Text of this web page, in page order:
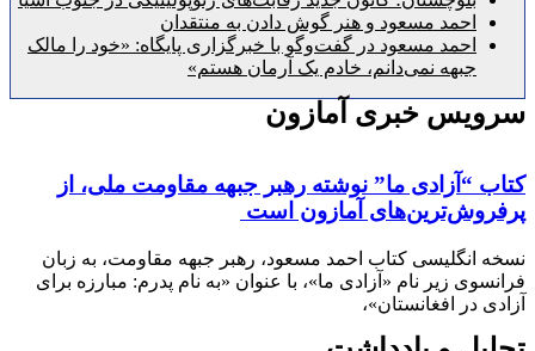
احمد مسعود و هنر گوش دادن به منتقدان
احمد مسعود در گفت‌وگو با خبرگزاری پایگاه: «خود را مالک
جبهه نمی‌دانم، خادم یک آرمان هستم»
خبری آمازون
“آزادی ما” نوشته رهبر جبهه مقاومت ملی، از
آمازون است
کتاب احمد مسعود، رهبر جبهه مقاومت، به زبان
زیر نام «آزادی ما»، با عنوان «به نام پدرم: مبارزه برای
در افغانستان»،